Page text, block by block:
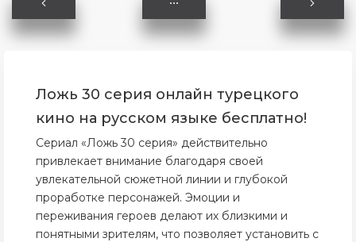
Ложь 30 серия онлайн турецкого
кино на русском языке бесплатно!
Сериал «Ложь 30 серия» действительно
привлекает внимание благодаря своей
увлекательной сюжетной линии и глубокой
проработке персонажей. Эмоции и
переживания героев делают их близкими и
понятными зрителям, что позволяет установить с